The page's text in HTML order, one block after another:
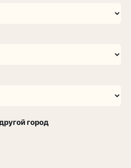
город